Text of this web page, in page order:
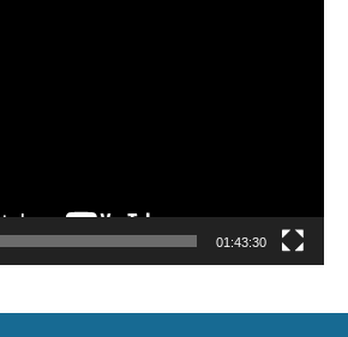
01:43:30